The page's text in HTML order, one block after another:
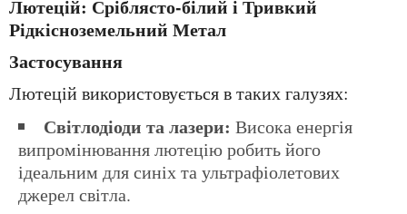
Лютецій: Сріблясто-білий і Тривкий
Рідкісноземельний Метал
Застосування
Лютецій використовується в таких галузях:
Світлодіоди та лазери: Висока енергія
випромінювання лютецію робить його
ідеальним для синіх та ультрафіолетових
джерел світла.